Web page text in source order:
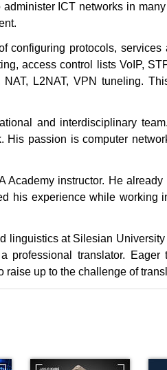
ICT networks in
configuring protocols,
access control lists VoIP,
L2NAT, VPN tuneling.
and interdisciplinary
His passion is computer
Academy instructor. He
his experience while working
linguistics at Silesian
professional translator.
raise up to the challenge of